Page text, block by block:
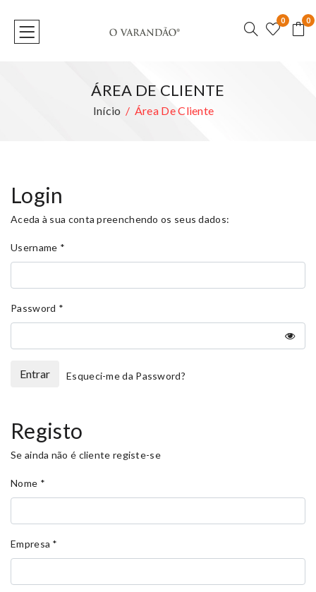
0 0
ÁREA DE CLIENTE
Início Área De Cliente
Login
Aceda à sua conta preenchendo os seus dados:
Username *
Password *
Entrar Esqueci-me da Password?
Registo
Se ainda não é cliente registe-se
Nome *
Empresa *